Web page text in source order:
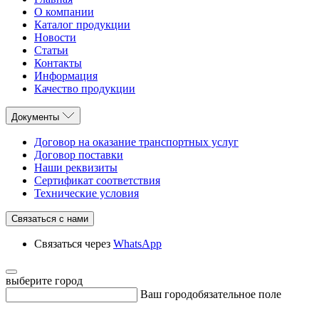
О компании
Каталог продукции
Новости
Статьи
Контакты
Информация
Качество продукции
Документы
Договор на оказание транспортных услуг
Договор поставки
Наши реквизиты
Сертификат соответствия
Технические условия
Связаться с нами
Связаться через WhatsApp
выберите город
Ваш городобязательное поле